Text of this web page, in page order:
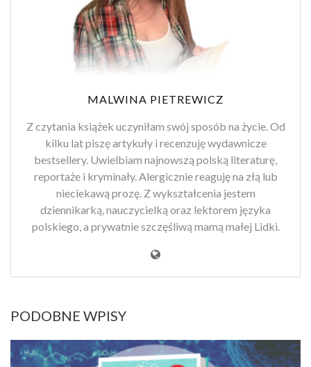
MALWINA PIETREWICZ
Z czytania książek uczyniłam swój sposób na życie. Od
kilku lat piszę artykuły i recenzuję wydawnicze
bestsellery. Uwielbiam najnowszą polską literaturę,
reportaże i kryminały. Alergicznie reaguję na złą lub
nieciekawą prozę. Z wykształcenia jestem
dziennikarką, nauczycielką oraz lektorem języka
polskiego, a prywatnie szczęśliwą mamą małej Lidki.
PODOBNE WPISY